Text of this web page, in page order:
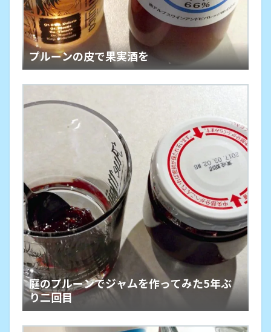
プルーンの皮で果実酒を
庭のプルーンでジャムを作ってみた5年ぶ
り二回目